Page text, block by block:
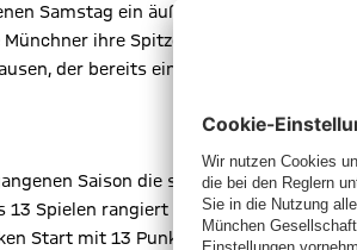
Samstag ein äußerst souveräner 3:0-
ihre Spitzenposition aus. Drei
der bereits eine Partie mehr
Saison die souveräne
13 Spielen rangiert die Mannschaft von
Start mit 13 Punkten aus den ersten